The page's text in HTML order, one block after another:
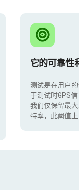
它的可靠性
测试是在用户
于测试时GPS
我们仅保留最
特率，此阈值上